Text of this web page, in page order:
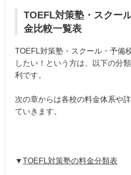
TOEFL対策塾・スクー
金比較一覧表
TOEFL対策塾・スクール・予備
したい！という方は、以下の分
利です。
次の章からは各校の料金体系や
ていきます。
▼TOEFL対策塾の料金分類表